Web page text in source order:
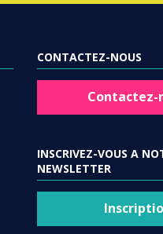
CONTACTEZ-NOUS
Contactez-
INSCRIVEZ-VOUS A
NEWSLETTER